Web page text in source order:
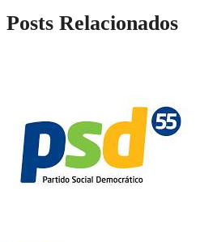
Posts Relacionados